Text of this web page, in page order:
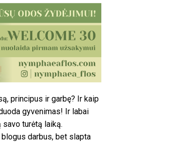
principus ir garbę? Ir kaip
gyvenimas! Ir labai
turėtą laiką.
darbus, bet slapta